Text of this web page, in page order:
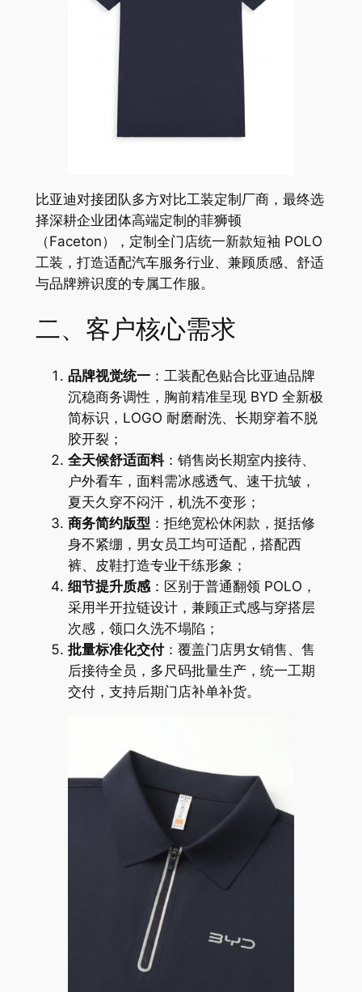
比亚迪对接团队多方对比工装定制厂商，最终选
择深耕企业团体高端定制的菲狮顿
（Faceton），定制全门店统一新款短袖 POLO
工装，打造适配汽车服务行业、兼顾质感、舒适
与品牌辨识度的专属工作服。
二、客户核心需求
品牌视觉统一：工装配色贴合比亚迪品牌
沉稳商务调性，胸前精准呈现 BYD 全新极
简标识，LOGO 耐磨耐洗、长期穿着不脱
胶开裂；
全天候舒适面料：销售岗长期室内接待、
户外看车，面料需冰感透气、速干抗皱，
夏天久穿不闷汗，机洗不变形；
商务简约版型 ：拒绝宽松休闲款，挺括修
身不紧绷，男女员工均可适配，搭配西
裤、皮鞋打造专业干练形象；
细节提升质感：区别于普通翻领 POLO，
采用半开拉链设计，兼顾正式感与穿搭层
次感，领口久洗不塌陷；
批量标准化交付：覆盖门店男女销售、售
后接待全员，多尺码批量生产，统一工期
交付，支持后期门店补单补货。